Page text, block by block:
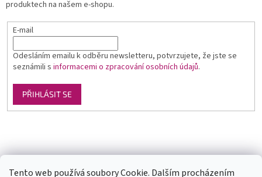
Tento web používá soubory Cookie. Dalším procházením
produktech na našem e-shopu.
E-mail
Odesláním emailu k odběru newsletteru, potvrzujete, že jste se
seznámili s informacemi o zpracování osobních údajů.
PŘIHLÁSIT SE